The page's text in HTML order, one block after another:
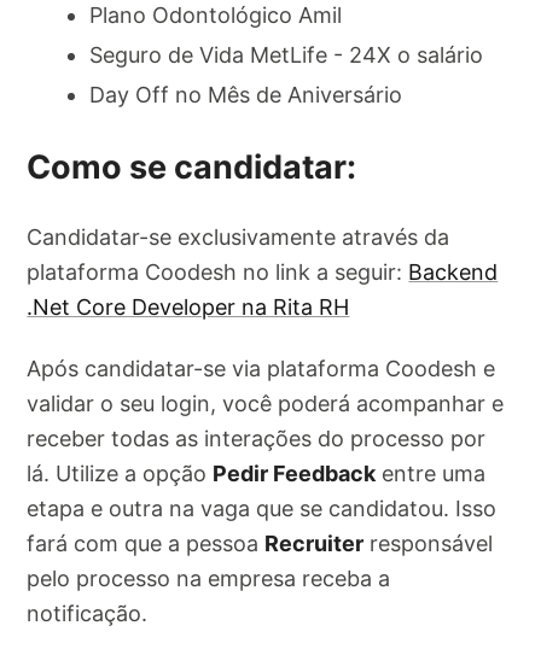
Plano Odontológico Amil
Seguro de Vida MetLife - 24X o salário
Day Off no Mês de Aniversário
Como se candidatar:
Candidatar-se exclusivamente através da
plataforma Coodesh no link a seguir: Backend
.Net Core Developer na Rita RH
Após candidatar-se via plataforma Coodesh e
validar o seu login, você poderá acompanhar e
receber todas as interações do processo por
lá. Utilize a opção Pedir Feedbackentre uma
etapa e outra na vaga que se candidatou. Isso
fará com que a pessoa Recruiter responsável
pelo processo na empresa receba a
notificação.